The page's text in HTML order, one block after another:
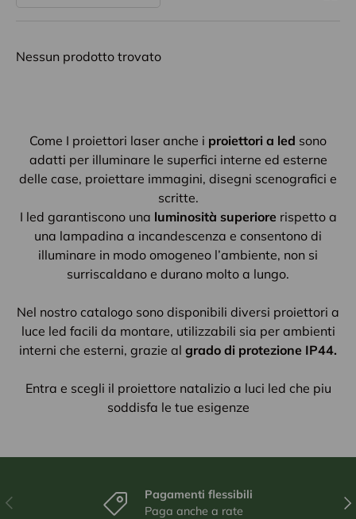
Nessun prodotto trovato
Come I proiettori laser anche i proiettori a led sono
adatti per illuminare le superfici interne ed esterne
delle case, proiettare immagini, disegni scenografici e
scritte.
I led garantiscono una luminosità superiore rispetto a
una lampadina a incandescenza e consentono di
illuminare in modo omogeneo l’ambiente, non si
surriscaldano e durano molto a lungo.
Nel nostro catalogo sono disponibili diversi proiettori a
luce led facili da montare, utilizzabili sia per ambienti
interni che esterni, grazie al grado di protezione IP44.
Entra e scegli il proiettore natalizio a luci led che piu
soddisfa le tue esigenze
Indietro
Pagamenti flessibili
Paga anche a rate